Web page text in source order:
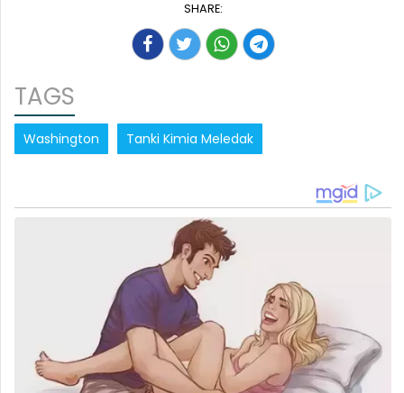
SHARE:
TAGS
Washington Tanki Kimia Meledak